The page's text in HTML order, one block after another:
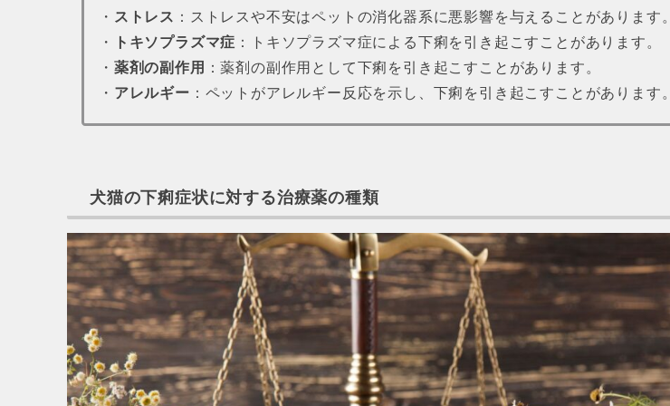
・ ストレス ：ストレスや不安はペットの消化器系に悪影響を与えることがあります。
・
トキソプラズマ症 ：トキソプラズマ症による下痢を引き起こすことがあります。
・ 薬剤の副作用
：薬剤の副作用として下痢を引き起こすことがあります。
・ アレルギー ：ペットがアレルギー反応を示し、下痢を引き起こすことがあります。
犬猫の下痢症状に対する治療薬の種類